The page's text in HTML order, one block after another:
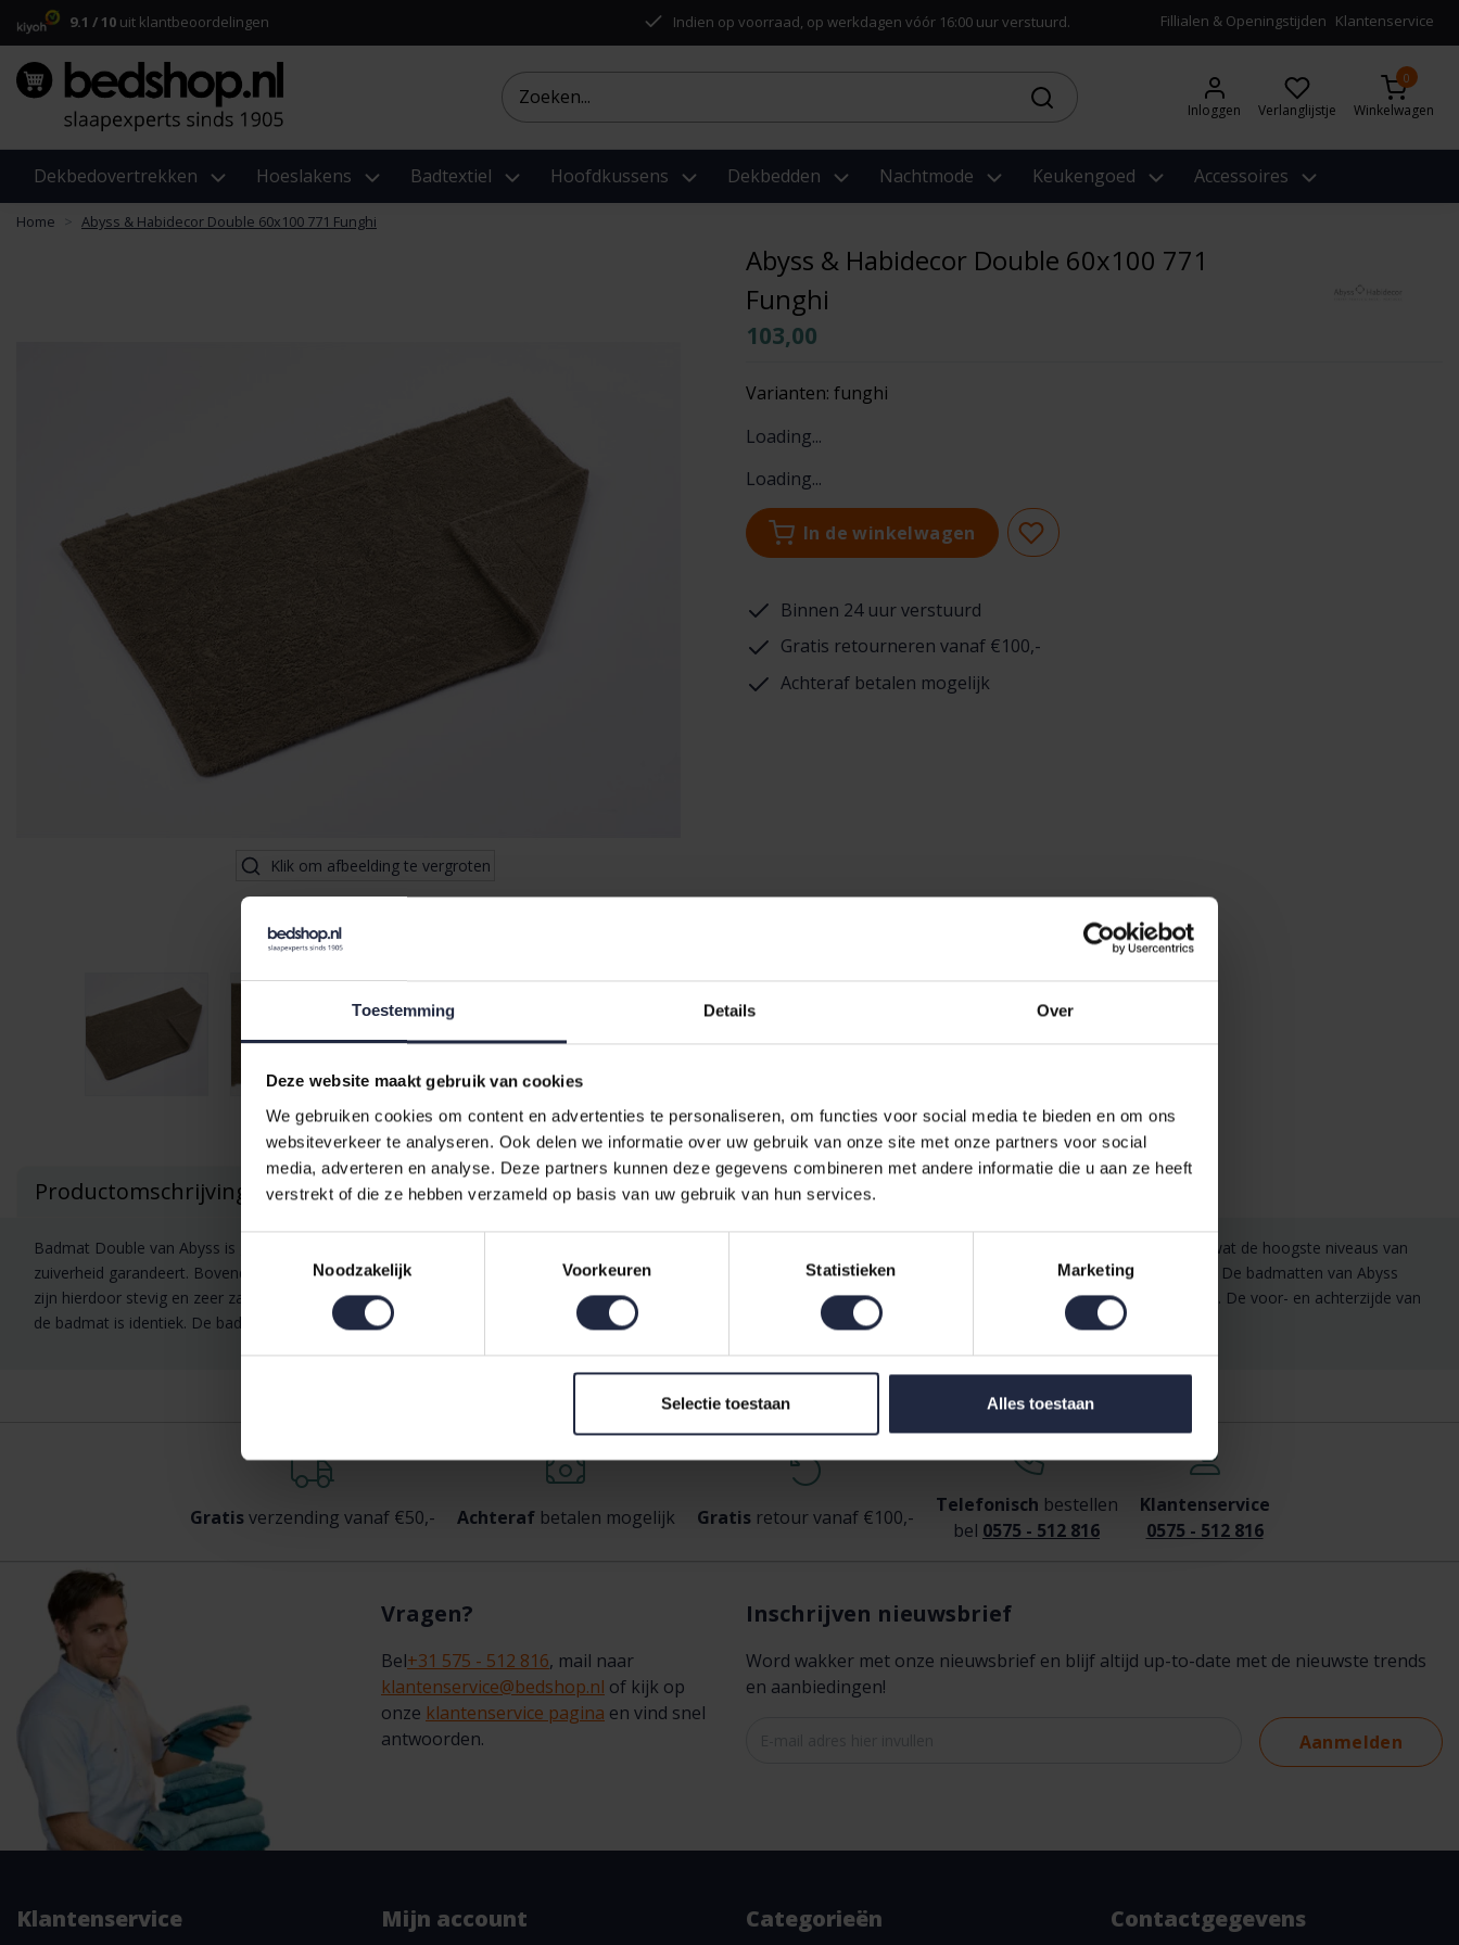
Toestemming Details Over
Deze website maakt gebruik van cookies
We gebruiken cookies om content en advertenties te personaliseren, om functies voor social media te bieden en om ons
websiteverkeer te analyseren. Ook delen we informatie over uw gebruik van onze site met onze partners voor social
media, adverteren en analyse. Deze partners kunnen deze gegevens combineren met andere informatie die u aan ze heeft
verstrekt of die ze hebben verzameld op basis van uw gebruik van hun services.
Noodzakelijk
Voorkeuren Statistieken Marketing
Selectie toestaan Alles toestaan
9.1 / 10 uit klantbeoordelingen Indien op voorraad, op werkdagen vóór 16:00 uur verstuurd. Fillialen & Openingstijden Klantenservice
Inloggen Verlanglijstje
0
Winkelwagen
Dekbedovertrekken Hoeslakens Badtextiel Hoofdkussens Dekbedden Nachtmode Keukengoed Accessoires
Home Abyss & Habidecor Double 60x100 771 Funghi
Klik om afbeelding te vergroten
Abyss & Habidecor Double 60x100 771
Funghi
103,00
Varianten: funghi
Loading...
Loading...
In de winkelwagen
Binnen 24 uur verstuurd
Gratis retourneren vanaf €100,-
Achteraf betalen mogelijk
Productomschrijving
Badmat Double van Abyss is gemaakt van 100% Egyptisch Giza katoen. Egyptisch katoen wordt enkel geteeld aan de Nijldelta in Egypte en wordt met de hand geplukt, wat de hoogste niveaus van
zuiverheid garandeert. Bovendien geeft handmatig plukken geen stress op de vezels, in tegenstelling tot mechanische plukjes, waardoor de vezels recht en intact blijven. De badmatten van Abyss
zijn hierdoor stevig en zeer zacht. Ze hebben een uitstekend absorptievermogen en mooie, diepe en heldere kleuren. Badmat Double heeft een kwaliteit van 1200 gr/m2. De voor- en achterzijde van
de badmat is identiek. De badmat is verkrijgbaar in twee formaten en in maar liefst 60 kleuren.
Gratisverzending vanaf €50,- Achterafbetalen mogelijk Gratisretour vanaf €100,-
Telefonisch bestellen
bel 0575 - 512 816
Klantenservice
0575 - 512 816
Vragen?
Bel+31 575 - 512 816, mail naar
klantenservice@bedshop.nl of kijk op
onze klantenservice pagina en vind snel
antwoorden.
Inschrijven nieuwsbrief
Word wakker met onze nieuwsbrief en blijf altijd up-to-date met de nieuwste trends
en aanbiedingen!
Aanmelden
Klantenservice Mijn account Categorieën Contactgegevens